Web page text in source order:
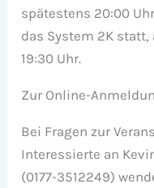
spätestens 20:00
das System 2K
19:30 Uhr.
Zur Online-
Bei Fragen zur
Interessierte an
(0177-3512249)